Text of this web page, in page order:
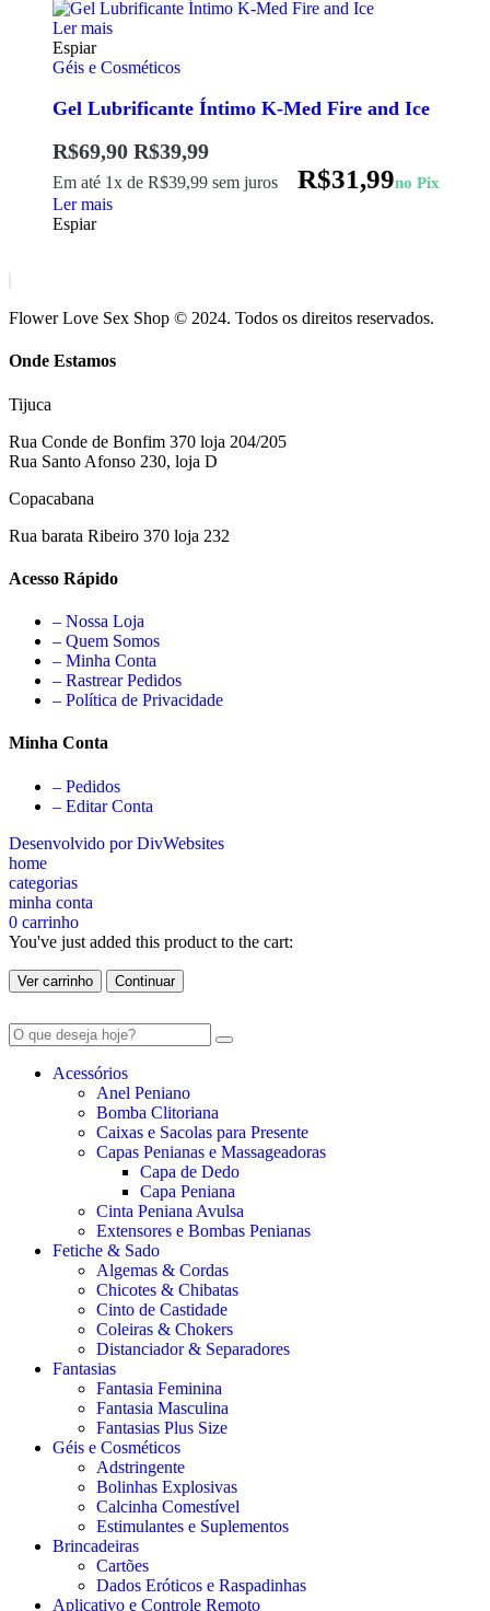
Ler mais
Espiar
Géis e Cosméticos
Gel Lubrificante Íntimo K-Med Fire and Ice
R$69,90 R$39,99
Em até 1x de R$39,99 sem juros R$31,99no Pix
Ler mais
Espiar
Flower Love Sex Shop © 2024. Todos os direitos reservados.
Onde Estamos
Tijuca
Rua Conde de Bonfim 370 loja 204/205
Rua Santo Afonso 230, loja D
Copacabana
Rua barata Ribeiro 370 loja 232
Acesso Rápido
– Nossa Loja
– Quem Somos
– Minha Conta
– Rastrear Pedidos
– Política de Privacidade
Minha Conta
– Pedidos
– Editar Conta
Desenvolvido por DivWebsites
home
categorias
minha conta
0 carrinho
You've just added this product to the cart:
Ver carrinho Continuar
Acessórios
Anel Peniano
Bomba Clitoriana
Caixas e Sacolas para Presente
Capas Penianas e Massageadoras
Capa de Dedo
Capa Peniana
Cinta Peniana Avulsa
Extensores e Bombas Penianas
Fetiche & Sado
Algemas & Cordas
Chicotes & Chibatas
Cinto de Castidade
Coleiras & Chokers
Distanciador & Separadores
Fantasias
Fantasia Feminina
Fantasia Masculina
Fantasias Plus Size
Géis e Cosméticos
Adstringente
Bolinhas Explosivas
Calcinha Comestível
Estimulantes e Suplementos
Brincadeiras
Cartões
Dados Eróticos e Raspadinhas
Aplicativo e Controle Remoto